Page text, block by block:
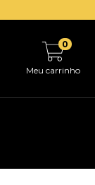
Meu carrinho
0